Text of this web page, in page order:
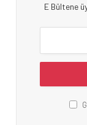
E Bültene